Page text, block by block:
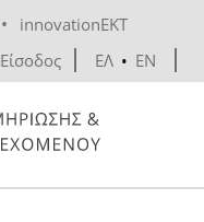
•
innovationEKT
Είσοδος
ΕΛ • EN